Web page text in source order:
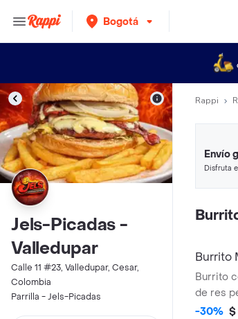
Bogotá
Jels-Picadas -
Valledupar
Calle 11 #23, Valledupar, Cesar,
Colombia
Parrilla - Jels-Picadas
Rappi
Envío
Disfruta
Burrito
Burrito
de res
maiz,
-30% $